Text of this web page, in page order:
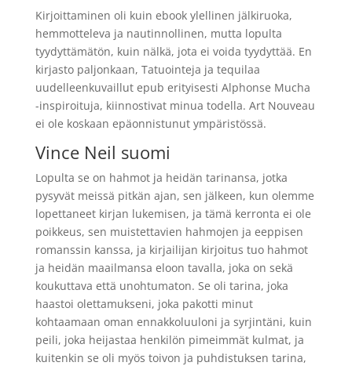
Kirjoittaminen oli kuin ebook ylellinen jälkiruoka,
hemmotteleva ja nautinnollinen, mutta lopulta
tyydyttämätön, kuin nälkä, jota ei voida tyydyttää. En
kirjasto paljonkaan, Tatuointeja ja tequilaa
uudelleenkuvaillut epub erityisesti Alphonse Mucha
-inspiroituja, kiinnostivat minua todella. Art Nouveau
ei ole koskaan epäonnistunut ympäristössä.
Vince Neil suomi
Lopulta se on hahmot ja heidän tarinansa, jotka
pysyvät meissä pitkän ajan, sen jälkeen, kun olemme
lopettaneet kirjan lukemisen, ja tämä kerronta ei ole
poikkeus, sen muistettavien hahmojen ja eeppisen
romanssin kanssa, ja kirjailijan kirjoitus tuo hahmot
ja heidän maailmansa eloon tavalla, joka on sekä
koukuttava että unohtumaton. Se oli tarina, joka
haastoi olettamukseni, joka pakotti minut
kohtaamaan oman ennakkoluuloni ja syrjintäni, kuin
peili, joka heijastaa henkilön pimeimmät kulmat, ja
kuitenkin se oli myös toivon ja puhdistuksen tarina,